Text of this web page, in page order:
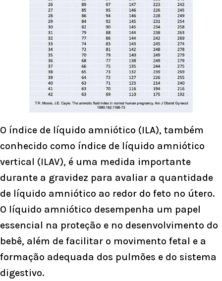
O índice de líquido amniótico (ILA), também
conhecido como índice de líquido amniótico
vertical (ILAV), é uma medida importante
durante a gravidez para avaliar a quantidade
de líquido amniótico ao redor do feto no útero.
O líquido amniótico desempenha um papel
essencial na proteção e no desenvolvimento do
bebê, além de facilitar o movimento fetal e a
formação adequada dos pulmões e do sistema
digestivo.